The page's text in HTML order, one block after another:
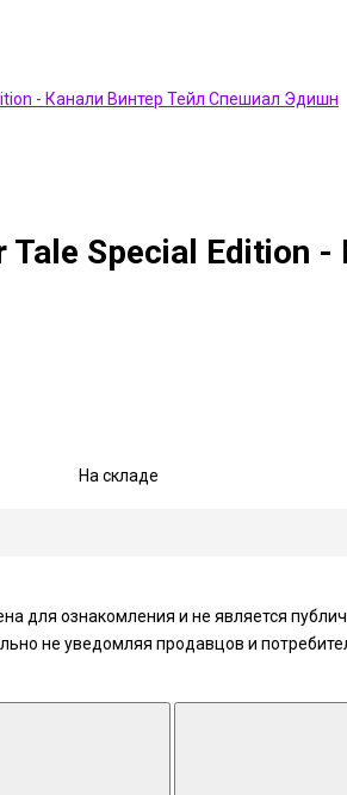
Tale Special
На складе
для ознакомления и не является
не уведомляя продавцов и